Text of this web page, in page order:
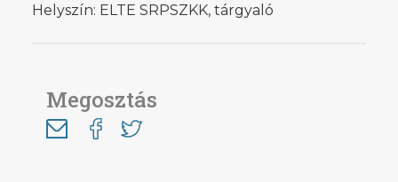
Helyszín: ELTE SRPSZKK, tárgyaló
Megosztás